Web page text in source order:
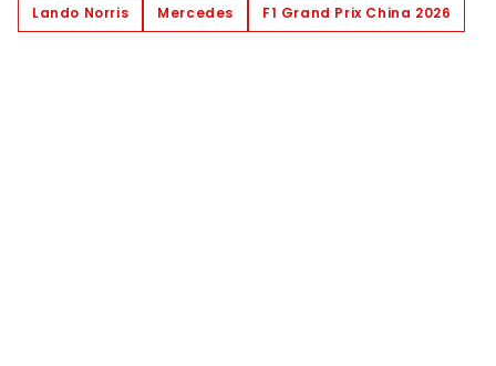
Lando Norris
Mercedes F1 Grand Prix China 2026